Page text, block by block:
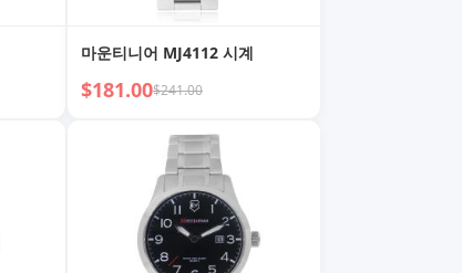
마운티니어 MJ4112 시계
$181.00$241.00